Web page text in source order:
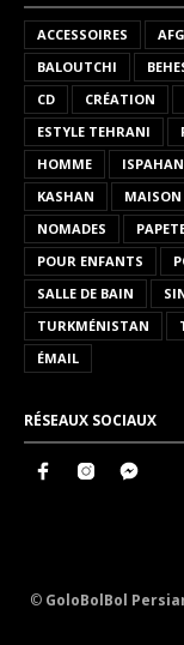
ACCESSOIRES
BALOUTCHI
CD
CRÉATION
ESTYLE TEHRANI
HOMME
ISPAHAN
KASHAN
MAISON
NOMADES
POUR ENFANTS
SALLE DE BAIN
TURKMÉNISTAN
ÉMAIL
RÉSEAUX SOCIAUX
© GoloBolBol